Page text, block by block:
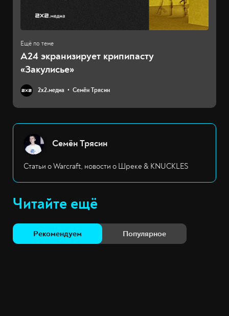
A24 экранизирует крипипасту
«Закулисье»
2х2.медиа Семён Трясин
Семён Трясин
Статьи о Warcraft, новости о Шреке & KNUCKLES
Читайте ещё
Рекомендуем Популярное